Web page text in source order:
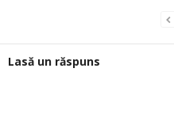
Lasă un răspuns